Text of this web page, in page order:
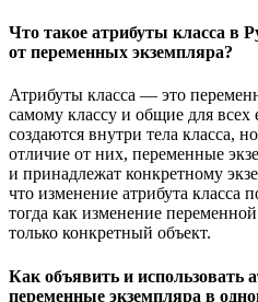
Что такое атрибуты класса в
от переменных экземпляра?
Атрибуты класса — это
самому классу и общие для всех
создаются внутри тела класса,
отличие от них, переменные
и принадлежат конкретному
что изменение атрибута класса
тогда как изменение переменной
только конкретный объект.
Как объявить и использовать
переменные экземпляра в